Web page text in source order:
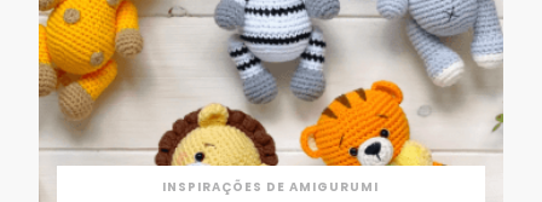
INSPIRAÇÕES DE AMIGURUMI